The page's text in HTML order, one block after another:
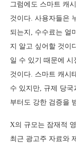
그럼에도 스마트 캐
것이다. 사용자들은
되는지, 수수료는 얼
지 알고 싶어할 것이
일 수 있기 때문에 시
것이다. 스마트 캐시
수 있지만, 규제 당
부터도 강한 검증을
X의 규모는 잠재적
최근 광고주 자료와